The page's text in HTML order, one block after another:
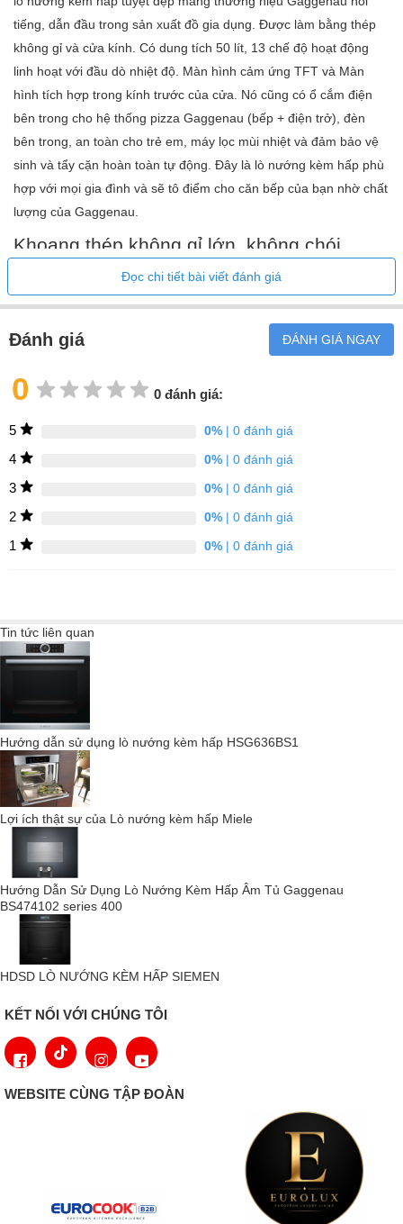
tiếng, dẫn đầu trong sản xuất đồ gia dụng. Được làm bằng thép
không gỉ và cửa kính. Có dung tích 50 lít, 13 chế độ hoạt động
linh hoạt với đầu dò nhiệt độ. Màn hình cảm ứng TFT và Màn
hình tích hợp trong kính trước của cửa. Nó cũng có ổ cắm điện
bên trong cho hệ thống pizza Gaggenau (bếp + điện trở), đèn
bên trong, an toàn cho trẻ em, máy lọc mùi nhiệt và đảm bảo vệ
sinh và tẩy cặn hoàn toàn tự động. Đây là lò nướng kèm hấp phù
hợp với mọi gia đình và sẽ tô điểm cho căn bếp của bạn nhờ chất
lượng của Gaggenau.
Khoang thép không gỉ lớn, không chói,
được chiếu sáng được giữ nguyên vẹn nhờ
chương trình vệ sinh hoàn toàn tự động.
Cửa không tay nắm / cửa mở tự động
Vẻ ngoài đặc trưng của Gaggenau có phần kính toàn phần nằm
kiêu hãnh trên bề mặt. Nhấn màn hình cảm ứng TFT để mở cửa
không tay nắm 180º.
Đọc chi tiết bài viết đánh giá
Đánh giá ĐÁNH GIÁ NGAY
0 0 đánh giá:
5 0%| 0 đánh giá
4 0%| 0 đánh giá
3 0%| 0 đánh giá
2 0%| 0 đánh giá
1 0%| 0 đánh giá
Tin tức liên quan
Hướng dẫn sử dụng lò nướng kèm hấp HSG636BS1
Lợi ích thật sự của Lò nướng kèm hấp Miele
Hướng Dẫn Sử Dụng Lò Nướng Kèm Hấp Âm Tủ Gaggenau
BS474102 series 400
HDSD LÒ NƯỚNG KÈM HẤP SIEMEN
KẾT NỐI VỚI CHÚNG TÔI
WEBSITE CÙNG TẬP ĐOÀN